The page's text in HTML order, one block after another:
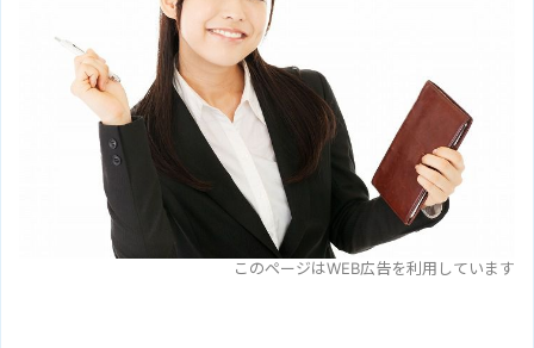
このページはWEB広告を利用しています